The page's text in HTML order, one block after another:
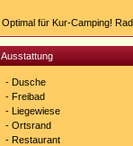
Optimal für Kur-Camping!
Ausstattung
- Dusche
- Freibad
- Liegewiese
- Ortsrand
- Restaurant